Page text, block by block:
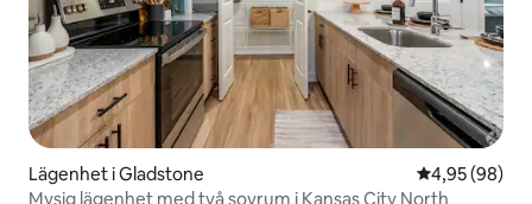
Lägenhet i Gladstone 4,95 av 5 i
4,95 (98)
Mysig lägenhet med två sovrum i Kansas City North